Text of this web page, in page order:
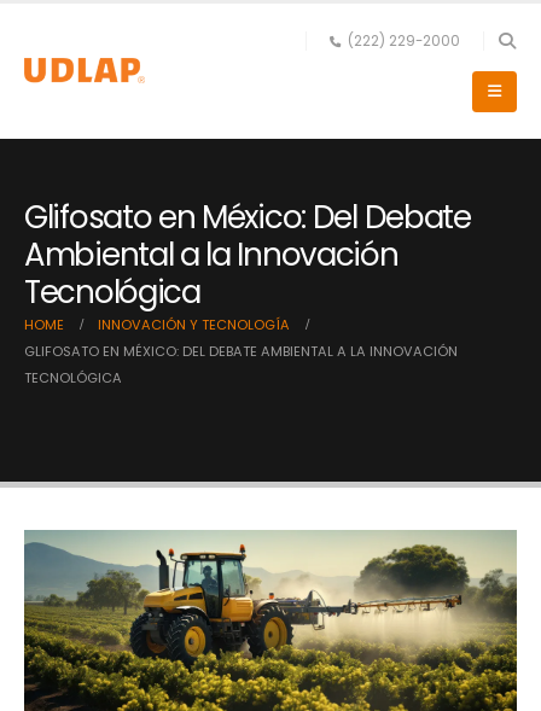
(222) 229-2000
Glifosato en México: Del Debate
Ambiental a la Innovación
Tecnológica
HOME
INNOVACIÓN Y TECNOLOGÍA
GLIFOSATO EN MÉXICO: DEL DEBATE AMBIENTAL A LA INNOVACIÓN
TECNOLÓGICA